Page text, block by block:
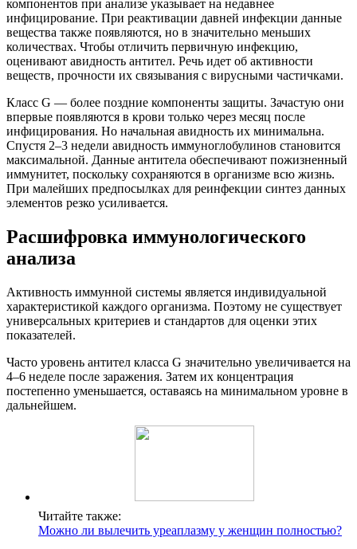
компонентов при анализе указывает на недавнее
инфицирование. При реактивации давней инфекции данные
вещества также появляются, но в значительно меньших
количествах. Чтобы отличить первичную инфекцию,
оценивают авидность антител. Речь идет об активности
веществ, прочности их связывания с вирусными частичками.
Класс G — более поздние компоненты защиты. Зачастую они
впервые появляются в крови только через месяц после
инфицирования. Но начальная авидность их минимальна.
Спустя 2–3 недели авидность иммуноглобулинов становится
максимальной. Данные антитела обеспечивают пожизненный
иммунитет, поскольку сохраняются в организме всю жизнь.
При малейших предпосылках для реинфекции синтез данных
элементов резко усиливается.
Расшифровка иммунологического
анализа
Активность иммунной системы является индивидуальной
характеристикой каждого организма. Поэтому не существует
универсальных критериев и стандартов для оценки этих
показателей.
Часто уровень антител класса G значительно увеличивается на
4–6 неделе после заражения. Затем их концентрация
постепенно уменьшается, оставаясь на минимальном уровне в
дальнейшем.
Читайте также:
Можно ли вылечить уреаплазму у женщин полностью?